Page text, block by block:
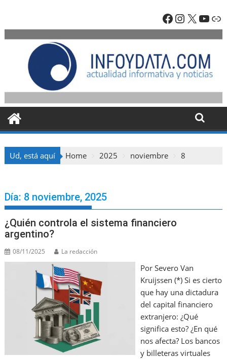
content
Facebook
X
Ud, está aquí Home 2025 noviembre 8
Día: 8 noviembre, 2025
¿Quién controla el sistema financiero
argentino?
08/11/2025 La redacción
Por Severo Van
Kruijssen (*) Si es cierto
que hay una dictadura
del capital financiero
extranjero: ¿Qué
significa esto? ¿En qué
nos afecta? Los bancos
y billeteras virtuales